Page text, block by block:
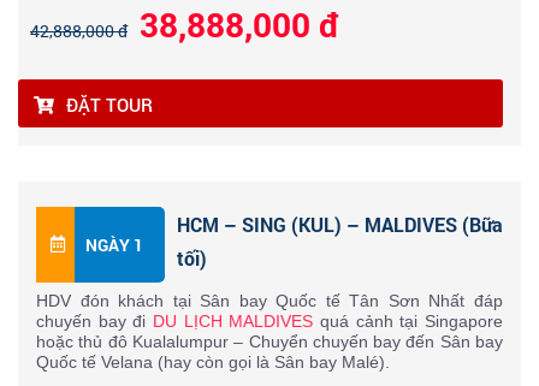
42,888,000 đ 38,888,000 đ
ĐẶT TOUR
NGÀY 1
HCM – SING (KUL) – MALDIVES (Bữa
tối)
HDV đón khách tại Sân bay Quốc tế Tân Sơn Nhất đáp
chuyến bay đi DU LỊCH MALDIVES quá cảnh tại Singapore
hoặc thủ đô Kualalumpur – Chuyển chuyến bay đến Sân bay
Quốc tế Velana (hay còn gọi là Sân bay Malé).